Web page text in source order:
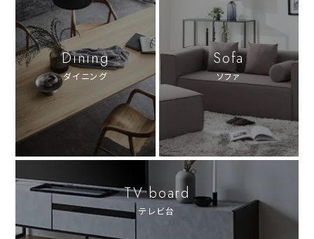
Dining
ダイニング
Sofa
ソファ
TV board
テレビ台